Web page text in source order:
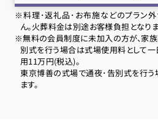
※料理･返礼品･お布施などのプラン外
ん。火葬料金は別途お客様負担となりま
※無料の会員制度に未加入の方が、家
別式を行う場合は式場使用料として
用11万円(税込)。
東京博善の式場で通夜･告別式を行
ます。